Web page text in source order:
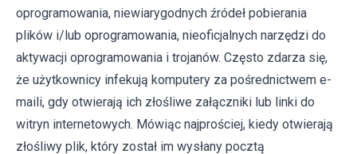
oprogramowania, niewiarygodnych źródeł pobierania
plików i/lub oprogramowania, nieoficjalnych narzędzi do
aktywacji oprogramowania i trojanów. Często zdarza się,
że użytkownicy infekują komputery za pośrednictwem e-
maili, gdy otwierają ich złośliwe załączniki lub linki do
witryn internetowych. Mówiąc najprościej, kiedy otwierają
złośliwy plik, który został im wysłany pocztą